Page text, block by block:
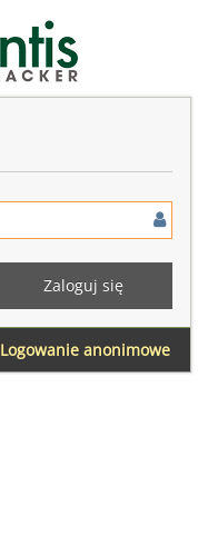
Logowanie anonimowe